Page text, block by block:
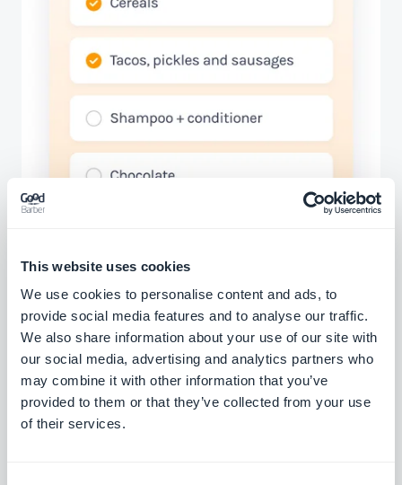
This website uses cookies
We use cookies to personalise content and ads, to
provide social media features and to analyse our traffic.
We also share information about your use of our site with
our social media, advertising and analytics partners who
may combine it with other information that you’ve
provided to them or that they’ve collected from your use
of their services.
Extensions associées